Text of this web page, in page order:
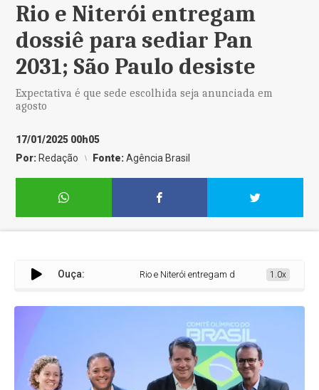
Rio e Niterói entregam
dossiê para sediar Pan
2031; São Paulo desiste
Expectativa é que sede escolhida seja anunciada em
agosto
17/01/2025 00h05
Por: Redação Fonte:Agência Brasil
Ouça: Rio e Niterói entregam dossiê para sediar
1.0x